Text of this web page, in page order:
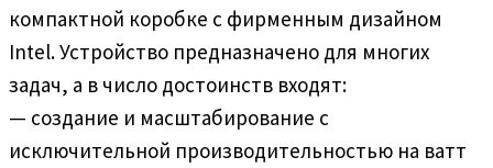
компактной коробке с фирменным дизайном
Intel. Устройство предназначено для многих
задач, а в число достоинств входят:
— создание и масштабирование с
исключительной производительностью на ватт